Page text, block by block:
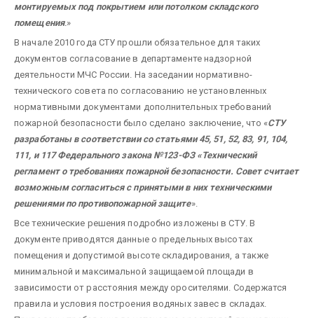
монтируемых под покрытием или потолком складского
помещения. »
В начале 2010 года СТУ прошли обязательное для таких
документов согласование в департаменте надзорной
деятельности МЧС России. На заседании нормативно-
технического совета по согласованию не установленных
нормативными документами дополнительных требований
пожарной безопасности было сделано заключение, что «СТУ
разработаны в соответствии со статьями 45, 51, 52, 83, 91, 104,
111, и 117 Федерального закона №123-ФЗ «Технический
регламент о требованиях пожарной безопасности. Совет считает
возможным согласиться с принятыми в них техническими
решениями по противопожарной защите».
Все технические решения подробно изложены в СТУ. В
документе приводятся данные о предельных высотах
помещения и допустимой высоте складирования, а также
минимальной и максимальной защищаемой площади в
зависимости от расстояния между оросителями. Содержатся
правила и условия построения водяных завес в складах.